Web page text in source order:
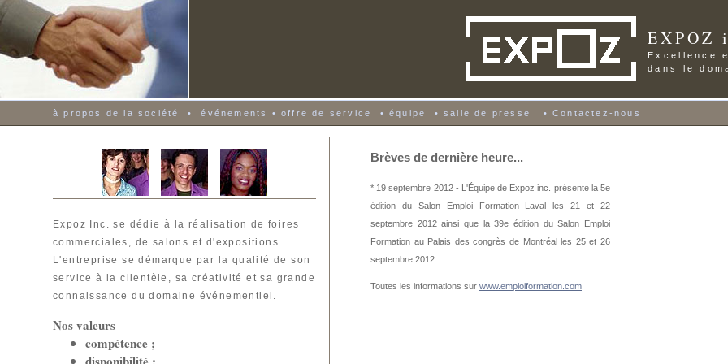
EXPOZ
Excellence
dans le
à propos de la société •événements •offre de service •équipe •salle de presse •Contactez-nous
Expoz Inc. se dédie à la réalisation de foires
commerciales, de salons et d'expositions.
L'entreprise se démarque par
la qualité de son
serviceà la clientèle, sa créativitéet sa grande
connaissancedu domaine événementiel.
Nos valeurs
compétence ;
Brèves de dernière heure...
* 19 septembre 2012 - L'Équipe de Expoz inc. présente la 5e
édition du Salon Emploi Formation Laval les 21 et 22
septembre 2012 ainsi que la 39e édition du Salon Emploi
Formation au Palais des congrès de Montréal les 25 et 26
septembre 2012.
Toutes les informations sur www.emploiformation.com